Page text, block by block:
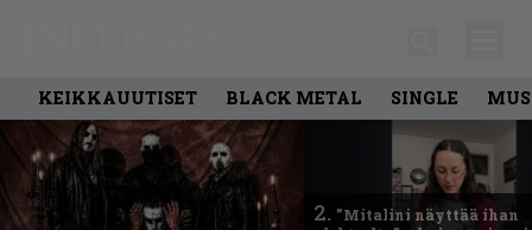
KEIKKAUUTISET BLACK METAL SINGLE
2. ”Mitalini näyttää ihan